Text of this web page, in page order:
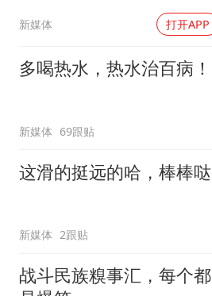
新媒体 打开APP
多喝热水，热水治百病！
新媒体 69跟贴
这滑的挺远的哈，棒棒哒
新媒体 2跟贴
战斗民族糗事汇，每个都